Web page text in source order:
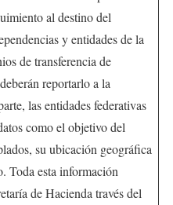
al destino del
y entidades de la
de transferencia de
reportarlo a la
las entidades federativas
como el objetivo del
su ubicación geográfica
Toda esta información
de Hacienda través del